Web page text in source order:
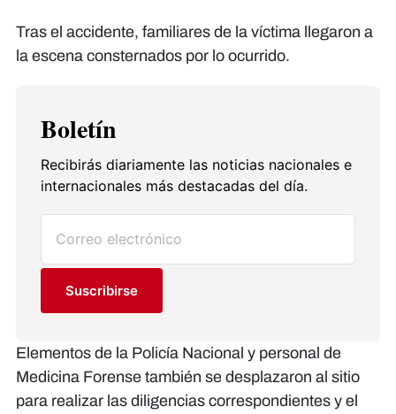
Tras el accidente, familiares de la víctima llegaron a
la escena consternados por lo ocurrido.
Boletín
Recibirás diariamente las noticias nacionales e
internacionales más destacadas del día.
Suscribirse
Elementos de la Policía Nacional y personal de
Medicina Forense también se desplazaron al sitio
para realizar las diligencias correspondientes y el